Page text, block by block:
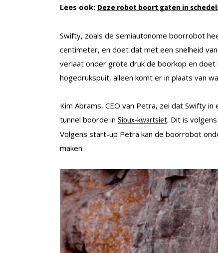
Lees ook: Deze robot boort gaten in
Swifty, zoals de semiautonome boorrobot
centimeter, en doet dat met een snelheid
verlaat onder grote druk de boorkop en
hogedrukspuit, alleen komt er in plaats van
Kim Abrams, CEO van Petra, zei dat Swifty
tunnel boorde in Sioux-kwartsiet. Dit is
Volgens start-up Petra kan de boorrobot
maken.